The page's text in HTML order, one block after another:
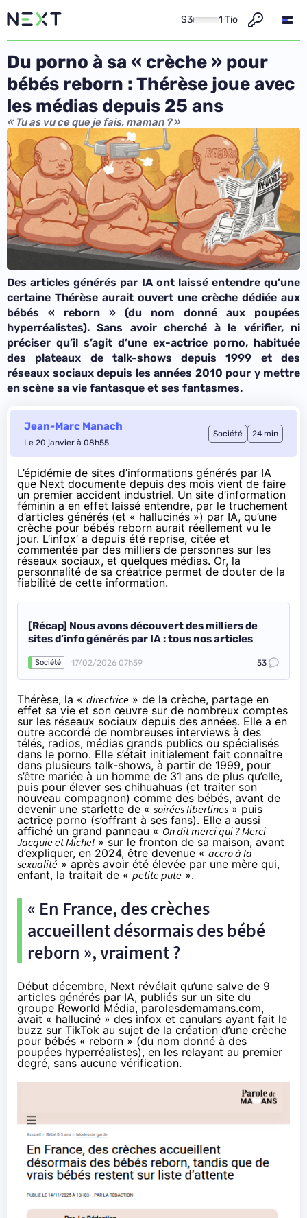
S3 1 Tio
Du porno à sa « crèche » pour
bébés reborn : Thérèse joue avec
les médias depuis 25 ans
« Tu as vu ce que je fais, maman ? »
Des articles générés par IA ont laissé entendre qu’une
certaine Thérèse aurait ouvert une crèche dédiée aux
bébés « reborn » (du nom donné aux poupées
hyperréalistes). Sans avoir cherché à le vérifier, ni
préciser qu’il s’agit d’une ex-actrice porno, habituée
des plateaux de talk-shows depuis 1999 et des
réseaux sociaux depuis les années 2010 pour y mettre
en scène sa vie fantasque et ses fantasmes.
Jean-Marc Manach
Le 20 janvier à 08h55
Société 24 min
L’épidémie de sites d’informations générés par IA
que Next documente depuis des mois vient de faire
un premier accident industriel. Un site d’information
féminin a en effet laissé entendre, par le truchement
d’articles générés (et « hallucinés ») par IA, qu’une
crèche pour bébés reborn aurait réellement vu le
jour. L’infox’ a depuis été reprise, citée et
commentée par des milliers de personnes sur les
réseaux sociaux, et quelques médias. Or, la
personnalité de sa créatrice permet de douter de la
fiabilité de cette information.
[Récap] Nous avons découvert des milliers de
sites d’info générés par IA : tous nos articles
Société 17/02/2026 07h59 53
Thérèse, la « directrice » de la crèche, partage en
effet sa vie et son œuvre sur de nombreux comptes
sur les réseaux sociaux depuis des années. Elle a en
outre accordé de nombreuses interviews à des
télés, radios, médias grands publics ou spécialisés
dans le porno. Elle s’était initialement fait connaître
dans plusieurs talk-shows, à partir de 1999, pour
s’être mariée à un homme de 31 ans de plus qu’elle,
puis pour élever ses chihuahuas (et traiter son
nouveau compagnon) comme des bébés, avant de
devenir une starlette de « soirées libertines » puis
actrice porno (s’offrant à ses fans). Elle a aussi
affiché un grand panneau « On dit merci qui ? Merci
Jacquie et Michel » sur le fronton de sa maison, avant
d’expliquer, en 2024, être devenue « accro à la
sexualité » après avoir été élevée par une mère qui,
enfant, la traitait de « petite pute ».
« En France, des crèches
accueillent désormais des bébé
reborn », vraiment ?
Début décembre, Next révélait qu’une salve de 9
articles générés par IA, publiés sur un site du
groupe Reworld Média, parolesdemamans.com,
avait « halluciné » des infox et canulars ayant fait le
buzz sur TikTok au sujet de la création d’une crèche
pour bébés « reborn » (du nom donné à des
poupées hyperréalistes), en les relayant au premier
degré, sans aucune vérification.